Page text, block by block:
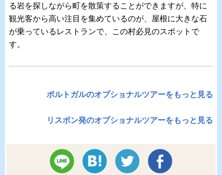
る岩を探しながら町を散策することができますが、特に
観光客から高い注目を集めているのが、屋根に大きな石
が乗っているレストランで、この村必見のスポットで
す。
ポルトガルのオプショナルツアーをもっと見る
リスボン発のオプショナルツアーをもっと見る